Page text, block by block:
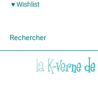
♥ Wishlist